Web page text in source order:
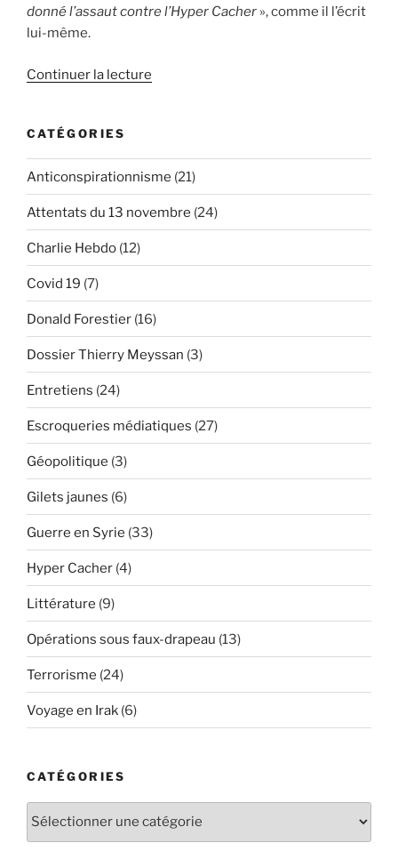
donné l’assaut contre l’Hyper Cacher », comme il l’écrit
lui-même.
Continuer la lecture
interdite
des
du
novembre
CATÉGORIES
Anticonspirationnisme (21)
Attentats du 13 novembre (24)
Charlie Hebdo (12)
Covid 19 (7)
Donald Forestier (16)
Dossier Thierry Meyssan (3)
Entretiens (24)
Escroqueries médiatiques (27)
Géopolitique (3)
Gilets jaunes (6)
Guerre en Syrie (33)
Hyper Cacher (4)
Littérature (9)
Opérations sous faux-drapeau (13)
Terrorisme (24)
Voyage en Irak (6)
CATÉGORIES
Catégories